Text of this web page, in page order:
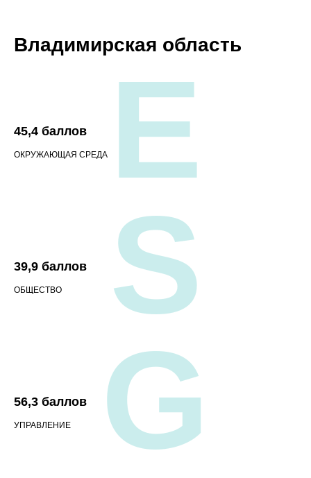
Владимирская область
45,4 баллов
ОКРУЖАЮЩАЯ СРЕДА E
39,9 баллов
ОБЩЕСТВО S
56,3 баллов
УПРАВЛЕНИЕ G